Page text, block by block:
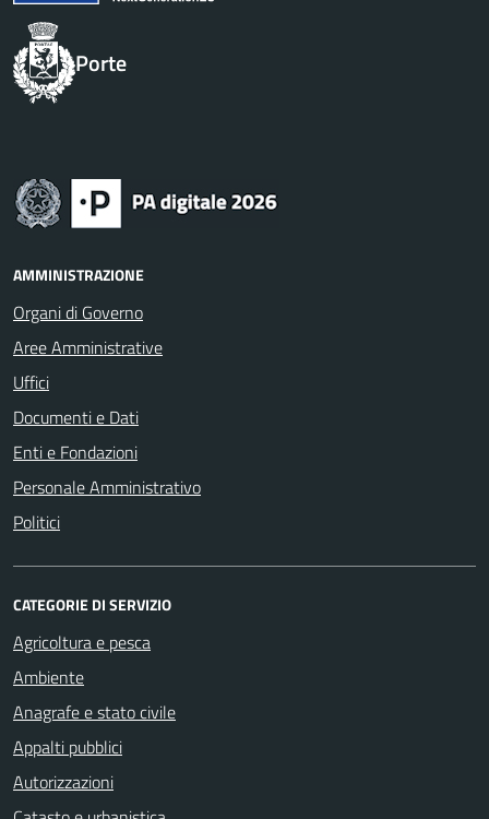
Porte
AMMINISTRAZIONE
Organi di Governo
Aree Amministrative
Uffici
Documenti e Dati
Enti e Fondazioni
Personale Amministrativo
Politici
CATEGORIE DI SERVIZIO
Agricoltura e pesca
Ambiente
Anagrafe e stato civile
Appalti pubblici
Autorizzazioni